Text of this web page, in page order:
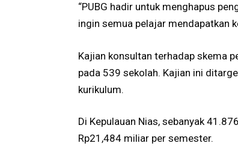
“PUBG hadir untuk menghapus
ingin semua pelajar mendapatkan
Kajian konsultan terhadap skema
pada 539 sekolah. Kajian ini
kurikulum.
Di Kepulauan Nias, sebanyak
Rp21,484 miliar per semester.